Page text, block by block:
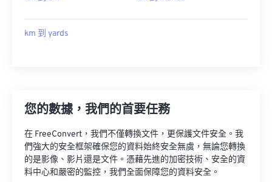
km 到 yards
您的數據，我們的首要任務
在 FreeConvert，我們不僅轉換文件，更保護文件安全。我
們強大的安全框架確保您的資料始終安全無虞，無論您轉換
的是影像、影片還是文件。憑藉先進的加密技術、安全的資
料中心和嚴密的監控，我們全面保障您的資料安全。